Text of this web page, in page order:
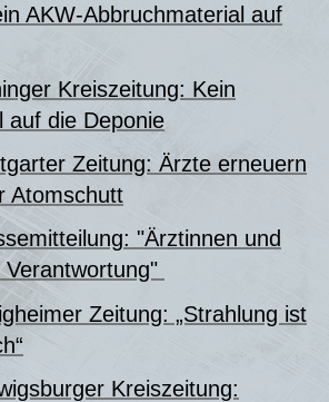
AKW-Abbruchmaterial auf
Kreiszeitung: Kein
auf die Deponie
Zeitung: Ärzte erneuern
Atomschutt
: "Ärztinnen und
Zeitung: „Strahlung ist
Kreiszeitung: